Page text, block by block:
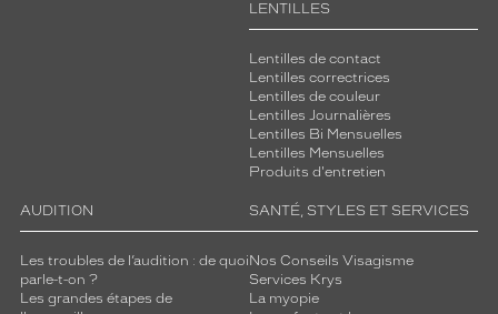
LENTILLES
Lentilles de contact
Lentilles correctrices
Lentilles de couleur
Lentilles Journalières
Lentilles Bi Mensuelles
Lentilles Mensuelles
Produits d'entretien
AUDITION
Les troubles de l’audition : de quoi
parle-t-on ?
Les grandes étapes de
SANTÉ, STYLES ET SERVICES
Nos Conseils Visagisme
Services Krys
La myopie